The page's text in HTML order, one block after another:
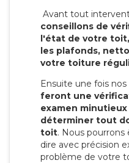
Avant tout
conseillons de
l'état de votre
les plafonds,
votre toiture
Ensuite une fois
feront une
examen
déterminer tout
toit. Nous
dire avec précision
problème de votre